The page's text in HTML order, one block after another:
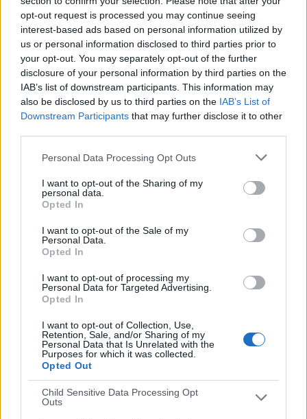
opt-out request is processed you may continue seeing
interest-based ads based on personal information utilized by
us or personal information disclosed to third parties prior to
your opt-out. You may separately opt-out of the further
disclosure of your personal information by third parties on the
IAB’s list of downstream participants. This information may
also be disclosed by us to third parties on the IAB’s List of
Downstream Participants that may further disclose it to other
Personal Data Processing Opt Outs
I want to opt-out of the Sharing of my
personal data.
Opted In
I want to opt-out of the Sale of my
Personal Data.
Opted In
I want to opt-out of processing my
Personal Data for Targeted Advertising.
Opted In
I want to opt-out of Collection, Use,
Retention, Sale, and/or Sharing of my
Personal Data that Is Unrelated with the
Purposes for which it was collected.
Opted Out
Child Sensitive Data Processing Opt
Outs
TOTAL
4
CANALES TV
DÍAS
563
SIN PARTIDO
GRATUÍTO
PARTIDOS
3
CONSECUTIVOS
DE PAGO
4 partidos en local
80%
1 partidos de visitante
RIVALES
3
COMPETICIONES
RANKING POR EQUIPOS
Liverpool Academy
1 (20%)
Valencia CF Academy
1 (20%)
RANKING POR COMPETICIONES
1 (20%)